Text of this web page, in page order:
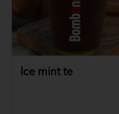
Ice mint te